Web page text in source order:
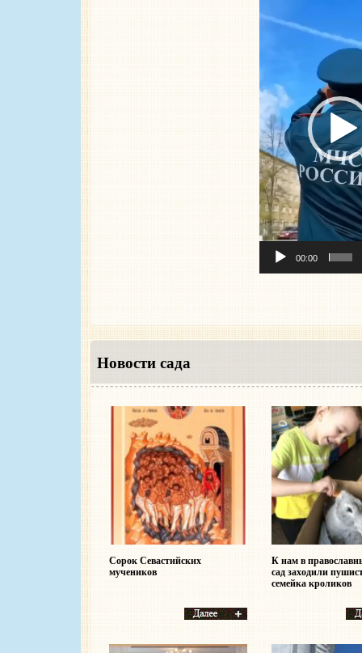
00:00
Новости сада
Сорок Севастийских
мучеников
К нам в
сад заходили
семейка кроликов